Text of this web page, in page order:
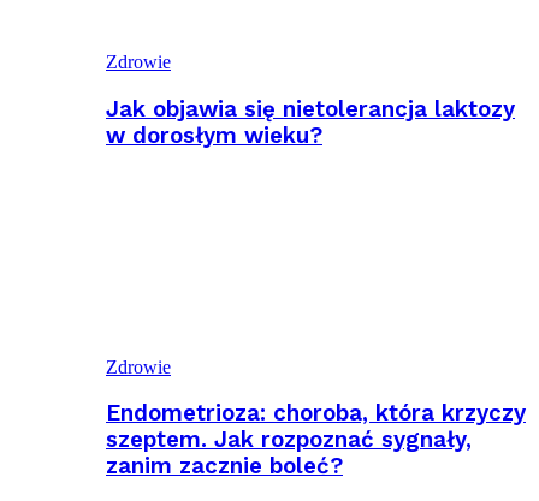
Zdrowie
Jak objawia się nietolerancja laktozy
w dorosłym wieku?
Zdrowie
Endometrioza: choroba, która krzyczy
szeptem. Jak rozpoznać sygnały,
zanim zacznie boleć?